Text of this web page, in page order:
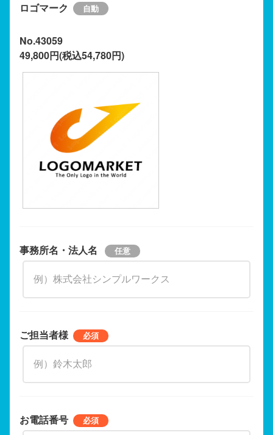
ロゴマーク
No.43059
49,800円(税込54,780円)
事務所名・法人名
ご担当者様
お電話番号